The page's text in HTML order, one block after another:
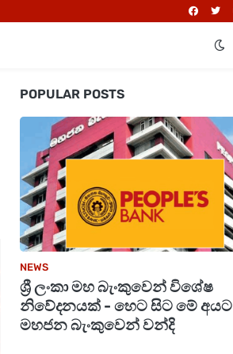
POPULAR POSTS
NEWS
ශ්‍රී ලංකා මහ බැංකුවෙන් විශේෂ
නිවේදනයක් - හෙට සිට මේ අයට
මහජන බැංකුවෙන් වන්දි